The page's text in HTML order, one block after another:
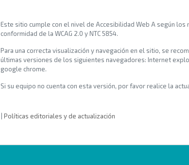
Este sitio cumple con el nivel de Accesibilidad Web A según los
conformidad de la WCAG 2.0 y NTC 5854.
Para una correcta visualización y navegación en el sitio, se
últimas versiones de los siguientes navegadores: Internet
google chrome.
Si su equipo no cuenta con esta versión, por favor realice la
Políticas editoriales y de actualización